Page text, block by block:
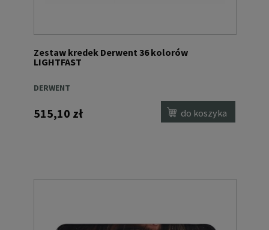
Zestaw kredek Derwent 36 kolorów
LIGHTFAST
DERWENT
515,10 zł do koszyka